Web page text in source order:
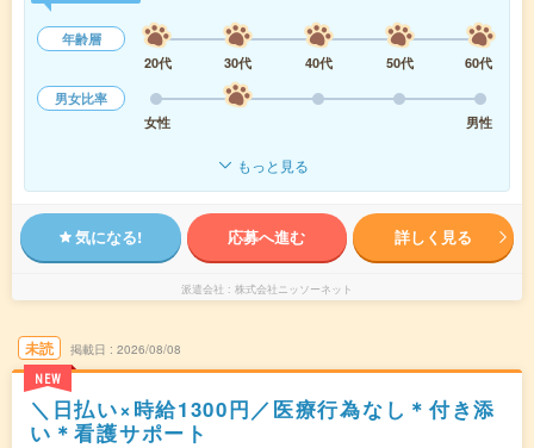
年齢層
20代
30代 40代 50代
60代
男女比率
女性
男性
もっと見る
気になる! 応募へ進む 詳しく見る
派遣会社 株式会社ニッソーネット
未読
NEW
掲載日 2026/08/08
＼日払い×時給1300円／医療行為なし＊付き添
い＊看護サポート